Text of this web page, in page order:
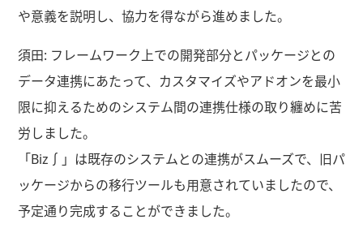
や意義を説明し、協力を得ながら進めました。
須田: フレームワーク上での開発部分とパッケージとの
データ連携にあたって、カスタマイズやアドオンを最小
限に抑えるためのシステム間の連携仕様の取り纏めに苦
労しました。
「Biz∫」は既存のシステムとの連携がスムーズで、旧パ
ッケージからの移行ツールも用意されていましたので、
予定通り完成することができました。